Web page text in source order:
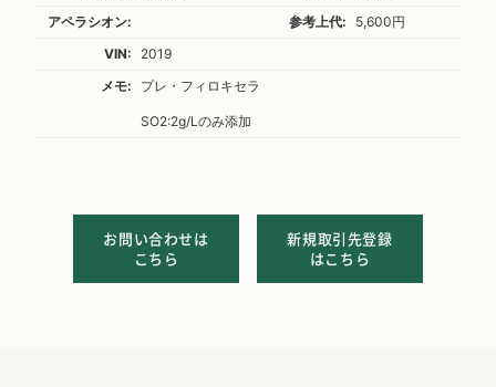
アペラシオン:
参考上代:
5,600円
VIN:
2019
メモ:
プレ・フィロキセラ
SO2:2g/Lのみ添加
お問い合わせは
こちら
新規取引先登録
はこちら